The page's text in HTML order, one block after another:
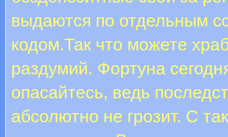
выдаются по отдельным
кодом.Так что можете
раздумий. Фортуна
опасайтесь, ведь
абсолютно не грозит. С